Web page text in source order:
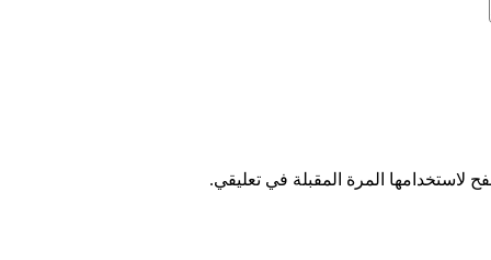
لاستخدامها المرة المقبلة في تعليقي.